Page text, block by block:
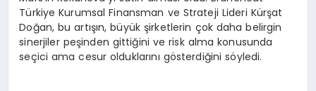
Türkiye Kurumsal Finansman ve Strateji Lideri Kürşat
Doğan, bu artışın, büyük şirketlerin çok daha belirgin
sinerjiler peşinden gittiğini ve risk alma konusunda
seçici ama cesur olduklarını gösterdiğini söyledi.